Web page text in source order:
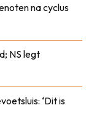
na cyclus
NS legt
‘Dit is